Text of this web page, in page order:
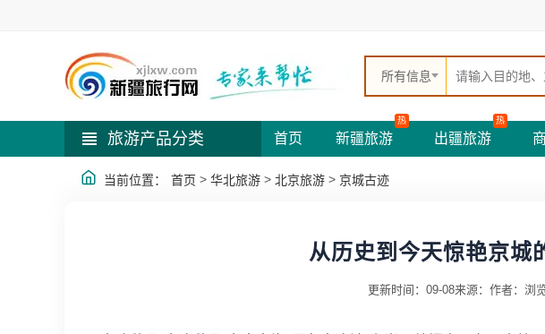
所有信息
旅游产品分类 首页 新疆旅游
热
出疆旅游
热
当前位置： 首页 > 华北旅游 > 北京旅游 > 京城古迹
从历史到今天惊艳京城
更新时间：09-08来源： 作者： 浏览